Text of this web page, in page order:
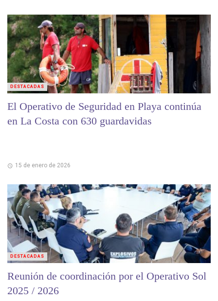
El Operativo de Seguridad en Playa continúa
en La Costa con 630 guardavidas
15 de enero de 2026
DESTACADAS
Reunión de coordinación por el Operativo Sol
2025 / 2026
DESTACADAS